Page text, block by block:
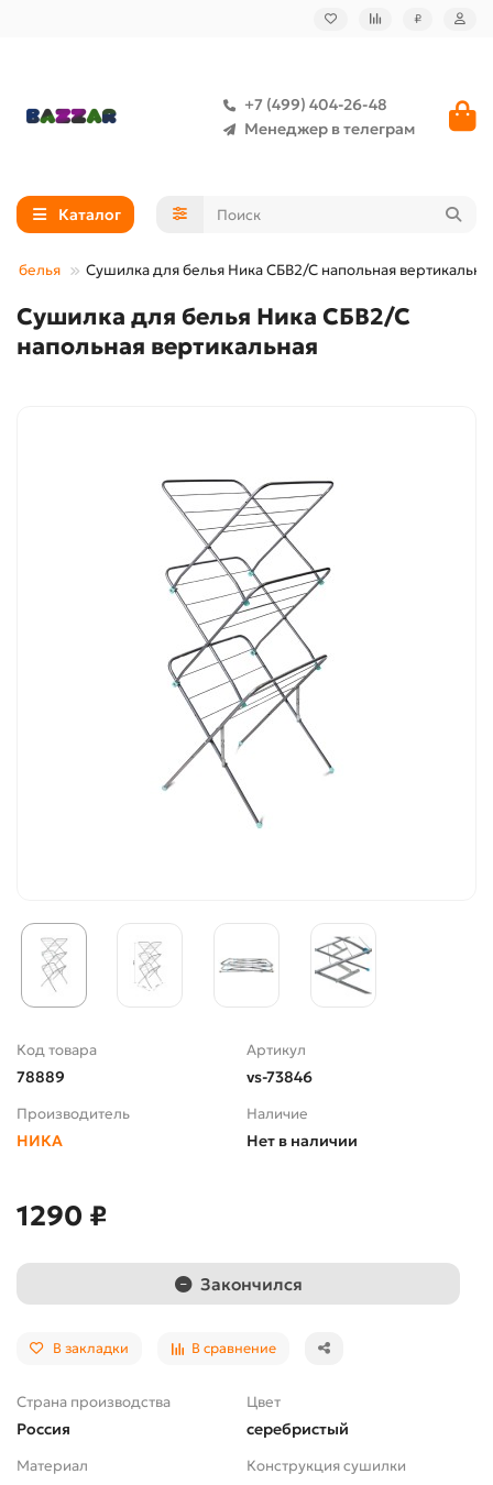
₽
+7 (499) 404-26-48
Менеджер в телеграм
Каталог
белья Сушилка для белья Ника СБВ2/С напольная
Сушилка для белья Ника СБВ2/С
напольная вертикальная
Код товара
78889
Артикул
vs-73846
Производитель
НИКА
Наличие
Нет в наличии
1290 ₽
Закончился
В закладки В сравнение
Страна производства
Россия
Цвет
серебристый
Материал Конструкция сушилки